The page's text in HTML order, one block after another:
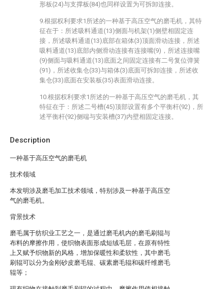
Description
一种基于高压空气的磨毛机
技术领域
本发明涉及磨毛加工技术领域，特别涉及一种基于高压空
气的磨毛机。
背景技术
磨毛属于纺织业工艺之一，是通过磨毛机内的磨毛刷辊与
布料的摩擦作用，使织物表面形成短绒毛层，在原有特性
上又赋予织物新的风格，增加保暖性和柔软性，其中磨毛
刷辊可以分为金刚砂皮磨毛辊、碳素磨毛辊和碳纤维磨毛
辊等；
形板(24)与支撑板(84)也同样设置为可拆卸连接。
9.根据权利要求1所述的一种基于高压空气的磨毛机，其特
征在于：所述吸料通道(13)侧面与机架(1)侧壁相固定连
接，所述吸料通道(13)底部在箱体(3)顶面滑动连接，所述
吸料通道(13)底部内侧滑动连接有连接嘴(9)，所述连接嘴
(9)侧面与吸料通道(13)底面之间固定连接有二号复位弹簧
(91)，所述收集仓(33)与箱体(3)底面可拆卸连接，所述收
集仓(33)底面在安装板(35)表面滑动连接。
10.根据权利要求1所述的一种基于高压空气的磨毛机，其
特征在于：所述二号槽(45)顶部设置有多个平衡杆(92)，所
述平衡杆(92)侧端与安装槽(37)内壁相固定连接。